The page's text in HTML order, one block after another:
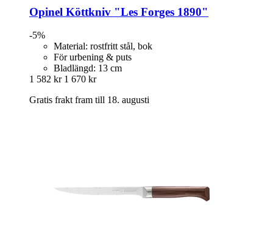
Opinel Köttkniv "Les Forges 1890"
-5%
Material: rostfritt stål, bok
För urbening & puts
Bladlängd: 13 cm
1 582 kr 1 670 kr
Gratis frakt fram till 18. augusti